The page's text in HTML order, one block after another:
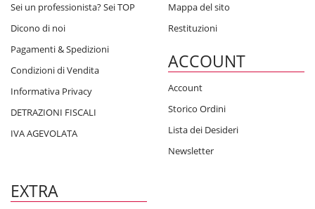
Sei un professionista? Sei TOP
Dicono di noi
Pagamenti & Spedizioni
Condizioni di Vendita
Informativa Privacy
DETRAZIONI FISCALI
IVA AGEVOLATA
Mappa del sito
Restituzioni
ACCOUNT
Account
Storico Ordini
Lista dei Desideri
Newsletter
EXTRA